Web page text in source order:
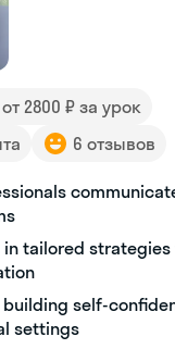
от 2800 ₽ за урок
6 отзывов
in tailored strategies
building self-
settings